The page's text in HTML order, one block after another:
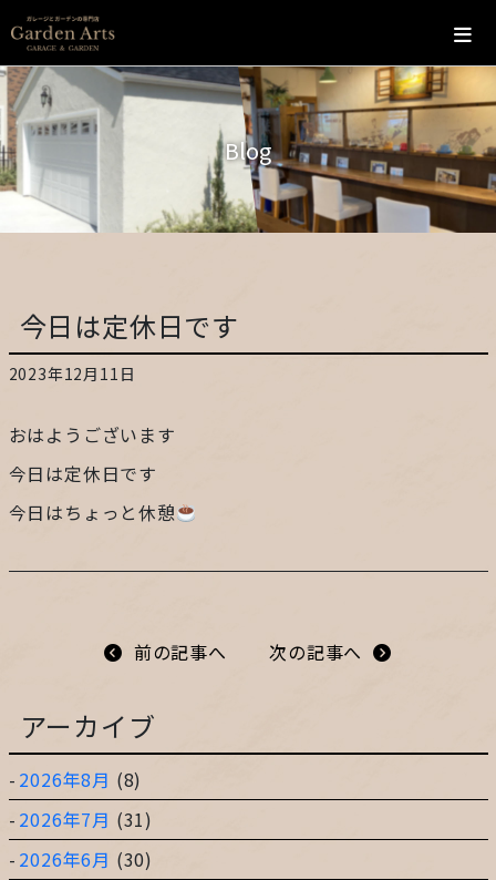
ホーム
会社概要
こだわり
施工実績
お問い合わせ
ガレージ&ガーデンのガーデンアーツ
片田舎の小さなカフェ ガーデンアーツ
Blog
今日は定休日です
2023年12月11日
おはようございます
今日は定休日です
今日はちょっと休憩
前の記事へ 次の記事へ
アーカイブ
2026年8月 (8)
2026年7月 (31)
2026年6月 (30)